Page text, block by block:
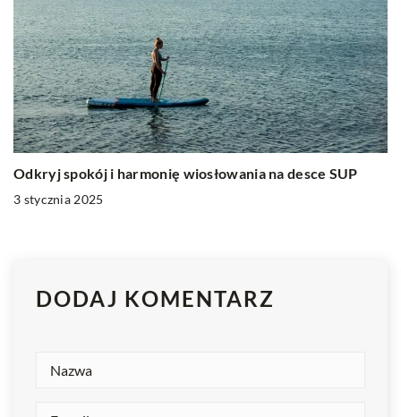
Odkryj spokój i harmonię wiosłowania na desce SUP
3 stycznia 2025
DODAJ KOMENTARZ